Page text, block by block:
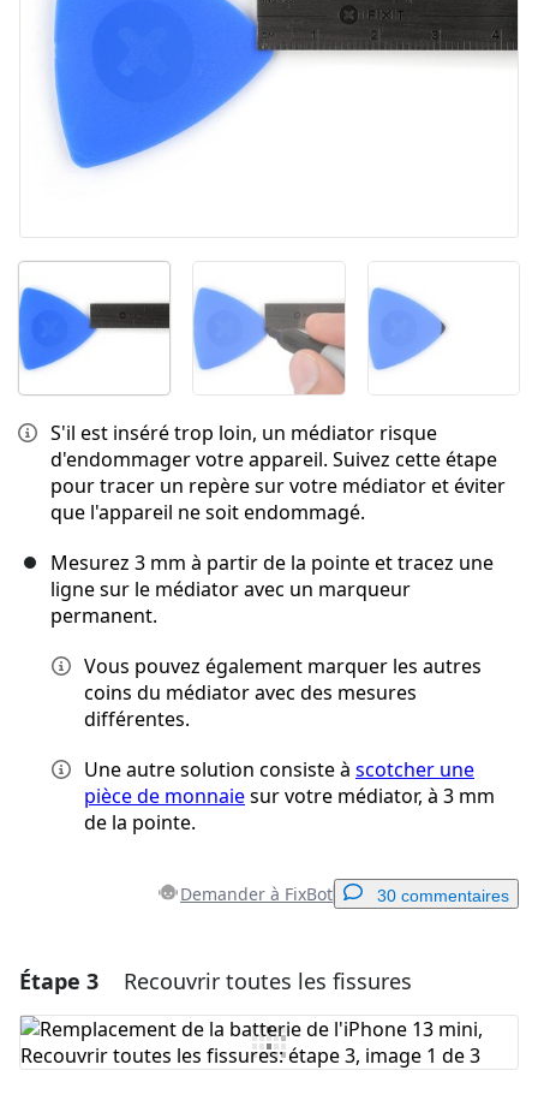
S'il est inséré trop loin, un médiator risque
d'endommager votre appareil. Suivez cette étape
pour tracer un repère sur votre médiator et éviter
que l'appareil ne soit endommagé.
Mesurez 3 mm à partir de la pointe et tracez une
ligne sur le médiator avec un marqueur
permanent.
Vous pouvez également marquer les autres
coins du médiator avec des mesures
différentes.
Une autre solution consiste à scotcher une
pièce de monnaiesur votre médiator, à 3 mm
de la pointe.
Demander à FixBot 30 commentaires
Ajouter un commentaire
Ajouter un commentaire
Étape 3 Recouvrir toutes les fissures